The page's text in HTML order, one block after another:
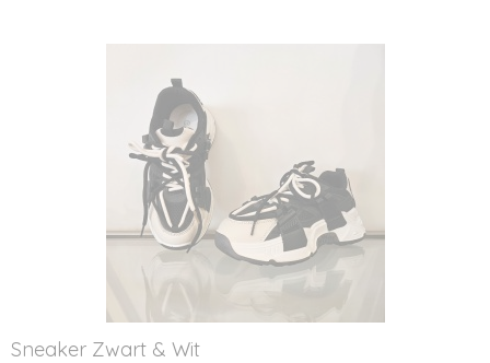
Sneaker Zwart & Wit